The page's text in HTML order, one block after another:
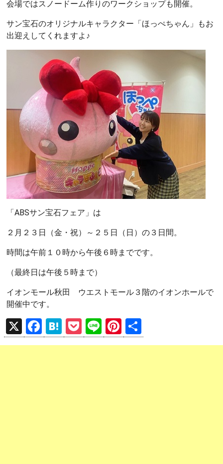
会場ではスノードーム作りのワークショップも開催。
サン宝石のオリジナルキャラクター「ほっぺちゃん」もお
出迎えしてくれますよ♪
「ABSサン宝石フェア」は
２月２３日（金・祝）～２５日（日）の３日間。
時間は午前１０時から午後６時までです。
（最終日は午後５時まで）
イオンモール秋田 ウエストモール３階のイオンホールで
開催中です。
X
F
a
H
at
P
o
Li
n
Pi
nt 有